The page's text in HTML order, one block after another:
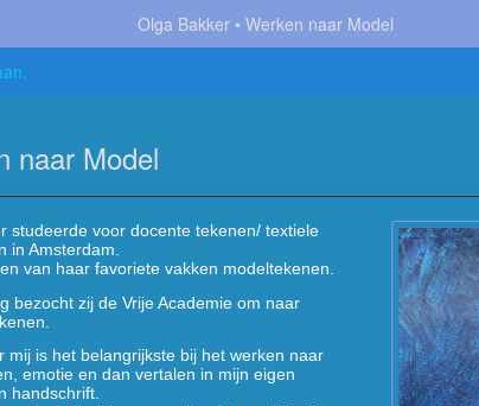
Olga Bakker
Werken naar Model
.
naar Model
studeerde voor docente tekenen/ textiele
in Amsterdam.
van haar favoriete vakken modeltekenen.
bezocht zij de Vrije Academie om naar
mij is het belangrijkste bij het werken naar
emotie en dan vertalen in mijn eigen
handschrift.